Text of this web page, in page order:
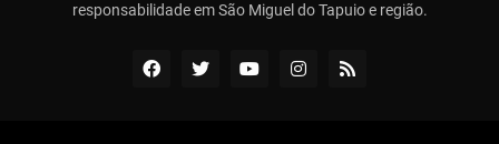
responsabilidade em São Miguel do Tapuio e região.